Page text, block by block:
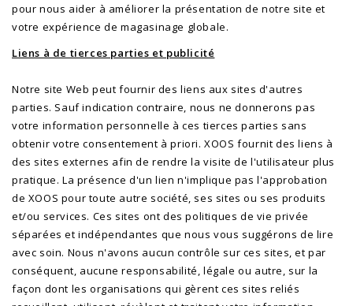
pour nous aider à améliorer la présentation de notre site et
votre expérience de magasinage globale.
Liens à de tierces parties et publicité
Notre site Web peut fournir des liens aux sites d'autres
parties. Sauf indication contraire, nous ne donnerons pas
votre information personnelle à ces tierces parties sans
obtenir votre consentement à priori. XOOS fournit des liens à
des sites externes afin de rendre la visite de l'utilisateur plus
pratique. La présence d'un lien n'implique pas l'approbation
de XOOS pour toute autre société, ses sites ou ses produits
et/ou services. Ces sites ont des politiques de vie privée
séparées et indépendantes que nous vous suggérons de lire
avec soin. Nous n'avons aucun contrôle sur ces sites, et par
conséquent, aucune responsabilité, légale ou autre, sur la
façon dont les organisations qui gèrent ces sites reliés